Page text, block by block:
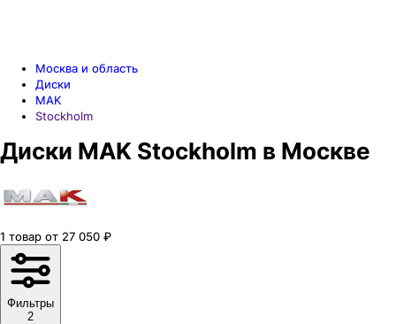
Москва и область
Диски
MAK
Stockholm
Диски MAK Stockholm в Москве
1 товар от 27 050 ₽
Фильтры
2